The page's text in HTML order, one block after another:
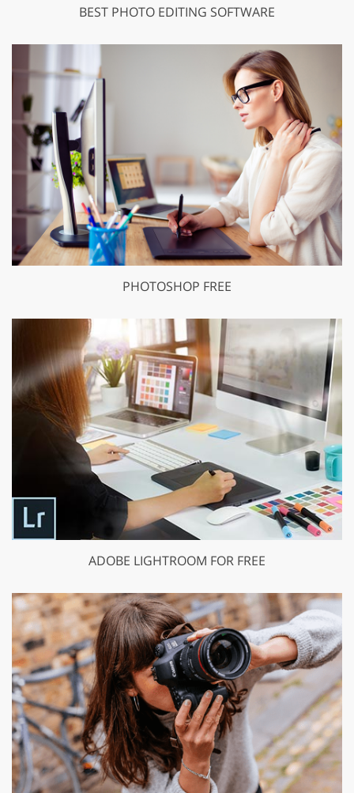
BEST PHOTO EDITING SOFTWARE
PHOTOSHOP FREE
ADOBE LIGHTROOM FOR FREE